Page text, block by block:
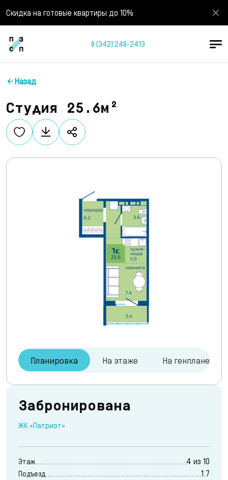
Скидка на готовые квартиры до 10%
8 (342) 248-2413
Назад
Студия 25.6м²
Планировка На этаже На генплане
Забронирована
ЖК «Патриот»
Этаж 4 из 10
Подъезд 1.7